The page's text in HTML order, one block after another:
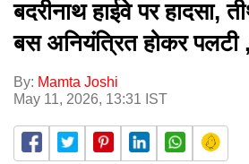
बदरीनाथ हाईवे पर हादसा,
बस अनियंत्रित होकर पलटी
By: Mamta Joshi
May 11, 2026, 13:31 IST